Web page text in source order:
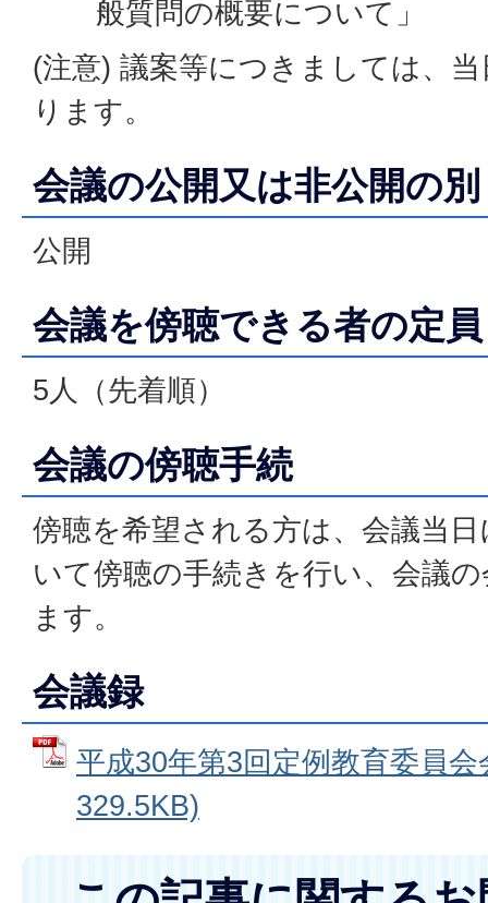
般質問の概要について」
(注意) 議案等につきましては、
ります。
会議の公開又は非公開の別
公開
会議を傍聴できる者の定員
5人（先着順）
会議の傍聴手続
傍聴を希望される方は、会議当
いて傍聴の手続きを行い、会議
ます。
会議録
平成30年第3回定例教育委員
329.5KB)